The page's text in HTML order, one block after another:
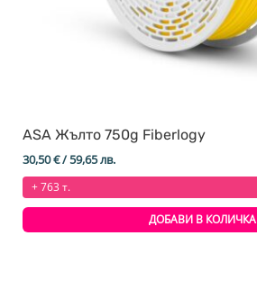
ASA Жълтo 750g Fiberlogy
30,50€/ 59,65 лв.
+ 763 т.
ДОБАВИ В КОЛИЧКА